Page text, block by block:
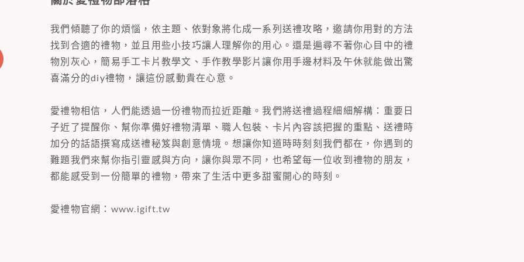
我們傾聽了你的煩惱，依主題、依對象將化成一系列送禮攻略，邀請你用對的方法
找到合適的禮物，並且用些小技巧讓人理解你的用心。還是遍尋不著你心目中的禮
物別灰心，簡易手工卡片教學文、手作教學影片讓你用手邊材料及午休就能做出驚
喜滿分的diy禮物，讓這份感動貴在心意。
愛禮物相信，人們能透過一份禮物而拉近距離。我們將送禮過程細細解構：重要日
子近了提醒你、幫你準備好禮物清單、職人包裝、卡片內容該把握的重點、送禮時
加分的話語撰寫成送禮秘笈與創意情境。想讓你知道時時刻刻我們都在，你遇到的
難題我們來幫你指引靈感與方向，讓你與眾不同，也希望每一位收到禮物的朋友，
都能感受到一份簡單的禮物，帶來了生活中更多甜蜜開心的時刻。
愛禮物官網： www.igift.tw